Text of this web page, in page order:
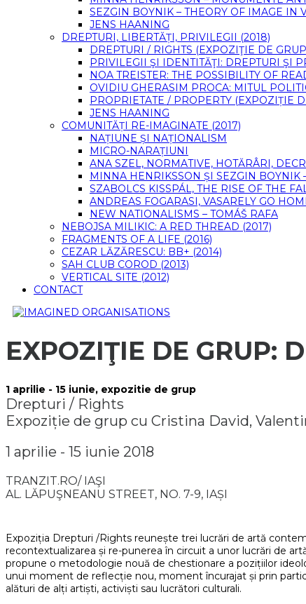
SEZGIN BOYNIK – THEORY OF IMAGE IN
JENS HAANING
DREPTURI, LIBERTĂȚI, PRIVILEGII (2018)
DREPTURI / RIGHTS (EXPOZIŢIE DE
PRIVILEGII ŞI IDENTITĂŢI: DREPTURI ŞI
NOA TREISTER: THE POSSIBILITY OF
OVIDIU GHERASIM PROCA: MITUL
PROPRIETATE / PROPERTY (EXPOZIȚIE
JENS HAANING
COMUNITĂȚI RE-IMAGINATE (2017)
NAȚIUNE ȘI NAȚIONALISM
MICRO-NARAȚIUNI
ANA SZEL, NORMATIVE, HOTĂRÂRI,
MINNA HENRIKSSON ȘI SEZGIN BOYNIK
SZABOLCS KISSPÁL, THE RISE OF THE
ANDREAS FOGARASI, VASARELY GO
NEW NATIONALISMS – TOMÁŠ RAFA
NEBOJSA MILIKIC: A RED THREAD (2017)
FRAGMENTS OF A LIFE (2016)
CEZAR LĂZĂRESCU: BB+ (2014)
SAH CLUB COROD (2013)
VERTICAL SITE (2012)
CONTACT
EXPOZIŢIE DE GRUP:
1 aprilie - 15 iunie, expozitie de grup
Drepturi / Rights
Expoziție de grup cu Cristina David,
1 aprilie - 15 iunie 2018
TRANZIT.RO/ IAŞI
AL. LĂPUŞNEANU STREET, NO. 7-9, IAȘI
Expoziția Drepturi /Rights reunește trei lucrări de artă
recontextualizarea și re-punerea în circuit a unor lucrări de
propune o metodologie nouă de chestionare a pozițiilor
unui moment de reflecție nou, moment încurajat și prin
alături de alți artiști, activiști sau lucrători culturali.